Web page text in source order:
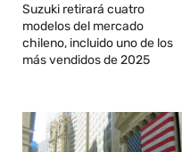
Suzuki retirará cuatro
modelos del mercado
chileno, incluido uno de los
más vendidos de 2025